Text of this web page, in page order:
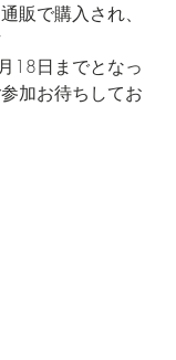
販で購入され、
18日までとなっ
加お待ちしてお